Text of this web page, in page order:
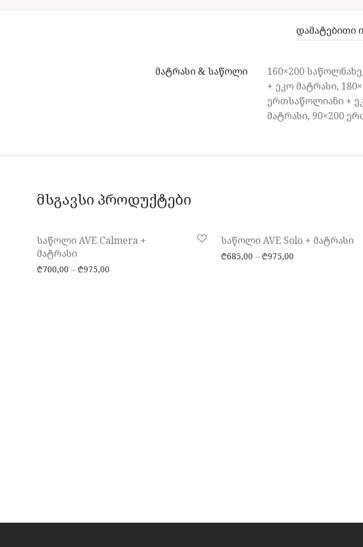
დამატებითი
მატრასი & საწოლი
160×200
+ ეკო მატრასი,
ერთსაწოლიანი +
მატრასი, 90×200
მსგავსი პროდუქტები
საწოლი AVE Calmera +
მატრასი
₾700,00 – ₾975,00
საწოლი AVE Solo + მატრასი
₾685,00 – ₾975,00